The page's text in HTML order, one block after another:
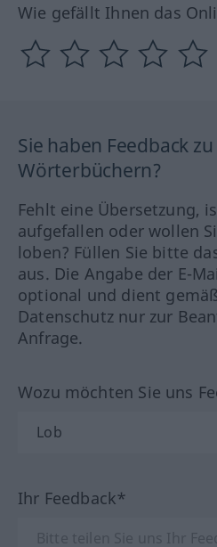
Wie gefällt Ihnen das
Sie haben Feedback
Wörterbüchern?
Fehlt eine Übersetzung,
aufgefallen oder wollen
loben? Füllen Sie bitte
aus. Die Angabe der E-
optional und dient
Datenschutz nur zur
Anfrage.
Wozu möchten Sie uns
Ihr Feedback*